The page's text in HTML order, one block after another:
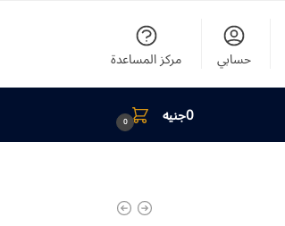
حسابي مركز المساعدة
0جنيه 0